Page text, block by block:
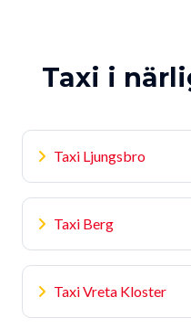
Taxi i
Taxi Ljungsbro
Taxi Berg
Taxi Vreta Kloster